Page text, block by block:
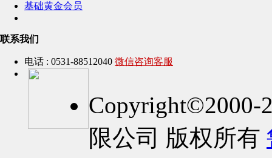
基础黄金会员
联系我们
电话 : 0531-88512040 微信咨询客服
Copyright©2000-
限公司 版权所有